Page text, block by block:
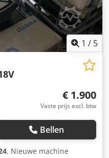
1 / 5
€ 1.900
Vaste prijs excl. btw
Bellen
, Nieuwe machine